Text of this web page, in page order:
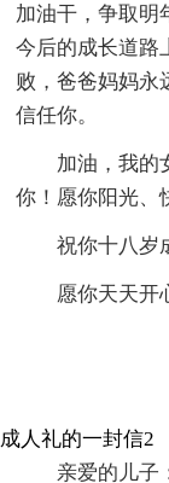
加油干，争取明
今后的成长道路
败，爸爸妈妈永
信任你。
加油，我的
你！愿你阳光、
祝你十八岁
愿你天天开
成人礼的一封信2
亲爱的儿子